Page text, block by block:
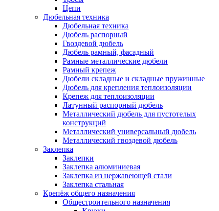
Цепи
Дюбельная техника
Дюбельная техника
Дюбель распорный
Гвоздевой дюбель
Дюбель рамный, фасадный
Рамные металлические дюбели
Рамный крепеж
Дюбели складные и складные пружинные
Дюбель для крепления теплоизоляции
Крепеж для теплоизоляции
Латунный распорный дюбель
Металлический дюбель для пустотелых
конструкций
Металлический универсальный дюбель
Металлический гвоздевой дюбель
Заклепка
Заклепки
Заклепка алюминиевая
Заклепка из нержавеющей стали
Заклепка стальная
Крепёж общего назначения
Общестроительного назначения